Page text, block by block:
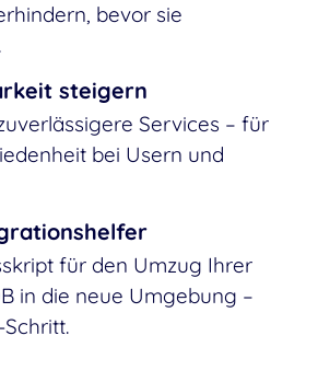
bevor sie
steigern
Services – für
bei Usern und
für den Umzug Ihrer
in die neue Umgebung –